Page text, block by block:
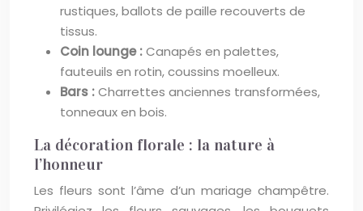
rustiques, ballots de paille recouverts de
tissus.
Coin lounge :Canapés en palettes,
fauteuils en rotin, coussins moelleux.
Bars :Charrettes anciennes transformées,
tonneaux en bois.
La décoration florale : la nature à
l’honneur
Les fleurs sont l’âme d’un mariage champêtre.